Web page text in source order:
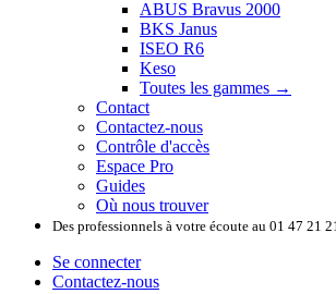
ABUS Bravus 2000
BKS Janus
ISEO R6
Keso
Toutes les gammes →
Contact
Contactez-nous
Contrôle d'accès
Espace Pro
Guides
Où nous trouver
Des professionnels à votre écoute au 01 47 21
Se connecter
Contactez-nous